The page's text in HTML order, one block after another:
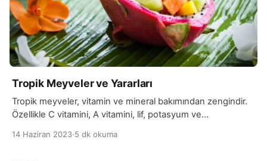
Tropik Meyveler ve Yararları
Tropik meyveler, vitamin ve mineral bakımından zengindir.
Özellikle C vitamini, A vitamini, lif, potasyum ve
14 Haziran 2023·5 dk okuma